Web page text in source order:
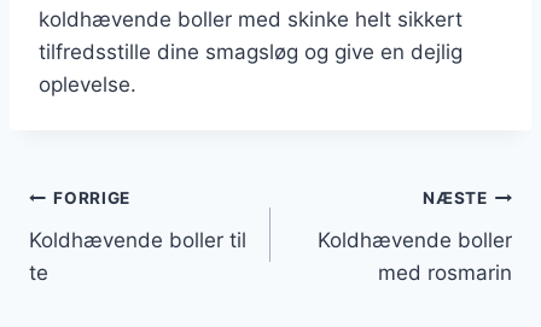
koldhævende boller med skinke helt sikkert
tilfredsstille dine smagsløg og give en dejlig
oplevelse.
Indlægsnavigation
FORRIGE
Koldhævende boller til
te
NÆSTE
Koldhævende boller
med rosmarin